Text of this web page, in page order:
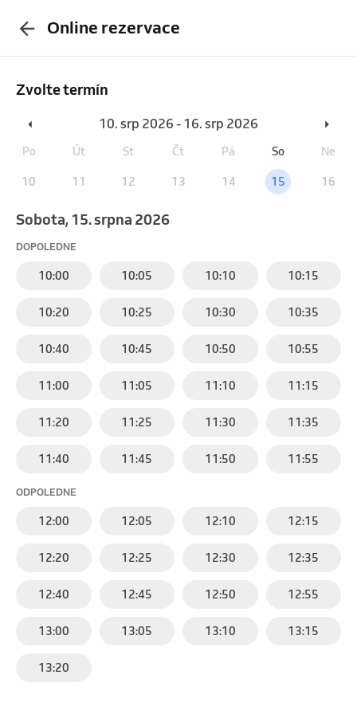
Online rezervace
Zvolte termín
10. srp 2026 - 16. srp 2026
Po Út St Čt Pá So Ne
10 11 12 13 14 15 16
sobota, 15. srpna 2026
DOPOLEDNE
10:00 10:05 10:10 10:15
10:20 10:25 10:30 10:35
10:40 10:45 10:50 10:55
11:00 11:05 11:10 11:15
11:20 11:25 11:30 11:35
11:40 11:45 11:50 11:55
ODPOLEDNE
12:00 12:05 12:10 12:15
12:20 12:25 12:30 12:35
12:40 12:45 12:50 12:55
13:00 13:05 13:10 13:15
13:20